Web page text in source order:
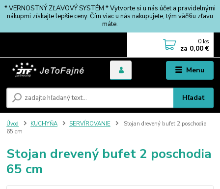
* VERNOSTNÝ ZĽAVOVÝ SYSTÉM * Vytvorte si u nás účet a pravidelnými
nákupmi získajte lepšie ceny. Čím viac u nás nakupujete, tým väčšiu zľavu
máte.
Menu
Hľadať
0 ks
za 0,00 €
Úvod KUCHYŇA SERVÍROVANIE
Stojan drevený bufet 2 poschodia
65 cm
Stojan drevený bufet 2 poschodia
65 cm